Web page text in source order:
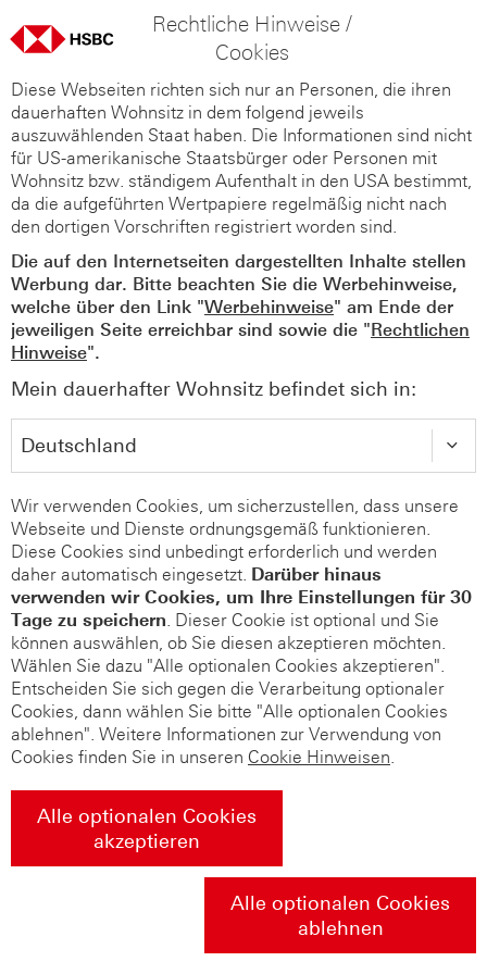
Rechtliche Hinweise /
Cookies
Diese Webseiten richten sich nur an Personen, die ihren
dauerhaften Wohnsitz in dem folgend jeweils
auszuwählenden Staat haben. Die Informationen sind nicht
für US-amerikanische Staatsbürger oder Personen mit
Wohnsitz bzw. ständigem Aufenthalt in den USA bestimmt,
da die aufgeführten Wertpapiere regelmäßig nicht nach
den dortigen Vorschriften registriert worden sind.
Die auf den Internetseiten dargestellten Inhalte stellen
Werbung dar. Bitte beachten Sie die Werbehinweise,
welche über den Link "Werbehinweise" am Ende der
jeweiligen Seite erreichbar sind sowie die "Rechtlichen
Hinweise".
Mein dauerhafter Wohnsitz befindet sich in:
Wir verwenden Cookies, um sicherzustellen, dass unsere
Webseite und Dienste ordnungsgemäß funktionieren.
Diese Cookies sind unbedingt erforderlich und werden
daher automatisch eingesetzt. Darüber hinaus
verwenden wir Cookies, um Ihre Einstellungen für 30
Tage zu speichern. Dieser Cookie ist optional und Sie
können auswählen, ob Sie diesen akzeptieren möchten.
Wählen Sie dazu "Alle optionalen Cookies akzeptieren".
Entscheiden Sie sich gegen die Verarbeitung optionaler
Cookies, dann wählen Sie bitte "Alle optionalen Cookies
ablehnen". Weitere Informationen zur Verwendung von
Cookies finden Sie in unseren Cookie Hinweisen.
Alle optionalen Cookies
akzeptieren
Alle optionalen Cookies
ablehnen